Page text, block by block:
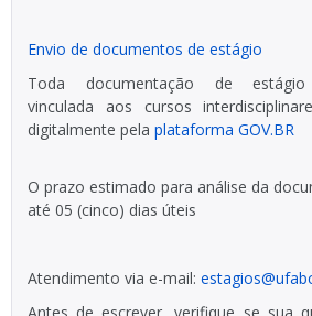
Envio de documentos de estágio
Toda documentação de estágio
vinculada aos cursos
digitalmente pela plataforma GOV.BR
O prazo estimado para análise da
até 05 (cinco) dias úteis
Atendimento via e-mail: